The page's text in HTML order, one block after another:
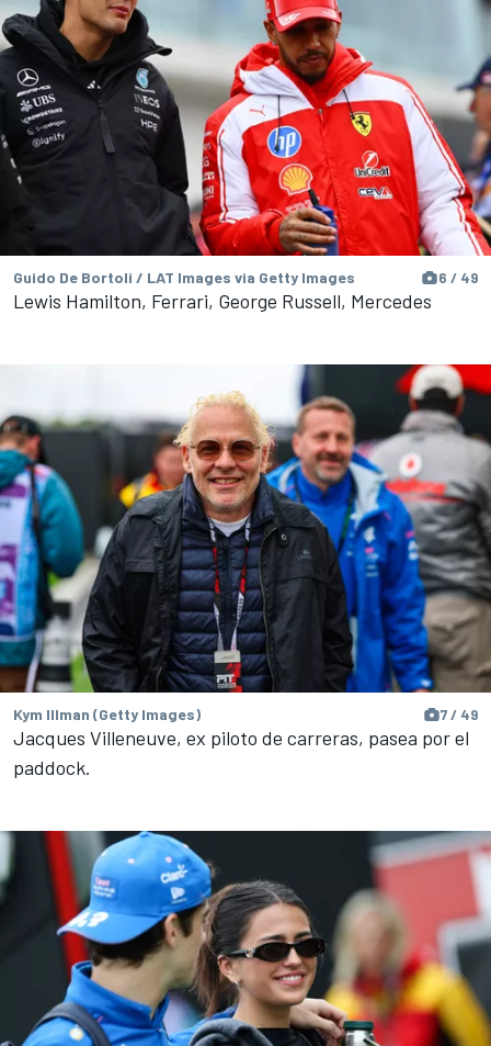
Guido De Bortoli / LAT Images via Getty Images 6 / 49
Lewis Hamilton, Ferrari, George Russell, Mercedes
Kym Illman (Getty Images) 7 / 49
Jacques Villeneuve, ex piloto de carreras, pasea por el
paddock.